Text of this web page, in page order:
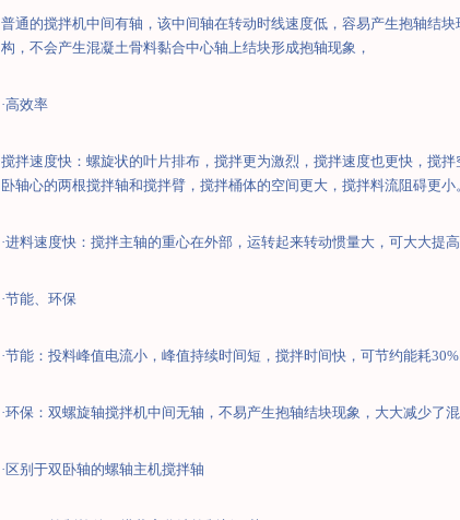
普通的搅拌机中间有轴，该中间轴在转动时线速度低，容易产生抱轴结
构，不会产生混凝土骨料黏合中心轴上结块形成抱轴现象，
·高效率
搅拌速度快：螺旋状的叶片排布，搅拌更为激烈，搅拌速度也更快， 搅拌
卧轴心的两根搅拌轴和搅拌臂，搅拌桶体的空间更大，搅拌料流阻碍更小
·进料速度快：搅拌主轴的重心在外部，运转起来转动惯量大，可大大提高
·节能、环保
·节能：投料峰值电流小，峰值持续时间短，搅拌时间快，可节约能耗30%
·环保：双螺旋轴搅拌机中间无轴，不易产生抱轴结块现象，大大减少了
· 区别于双卧轴的螺轴主机搅拌轴